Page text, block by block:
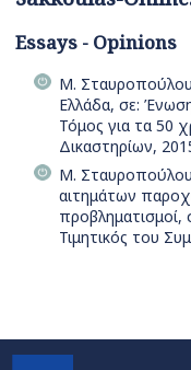
Essays - Opinions
Μ.
Ελλάδα, σε:
Τόμος για τα 50
Δικαστηρίων,
Μ.
αιτημάτων
προβληματισμοί,
Τιμητικός του